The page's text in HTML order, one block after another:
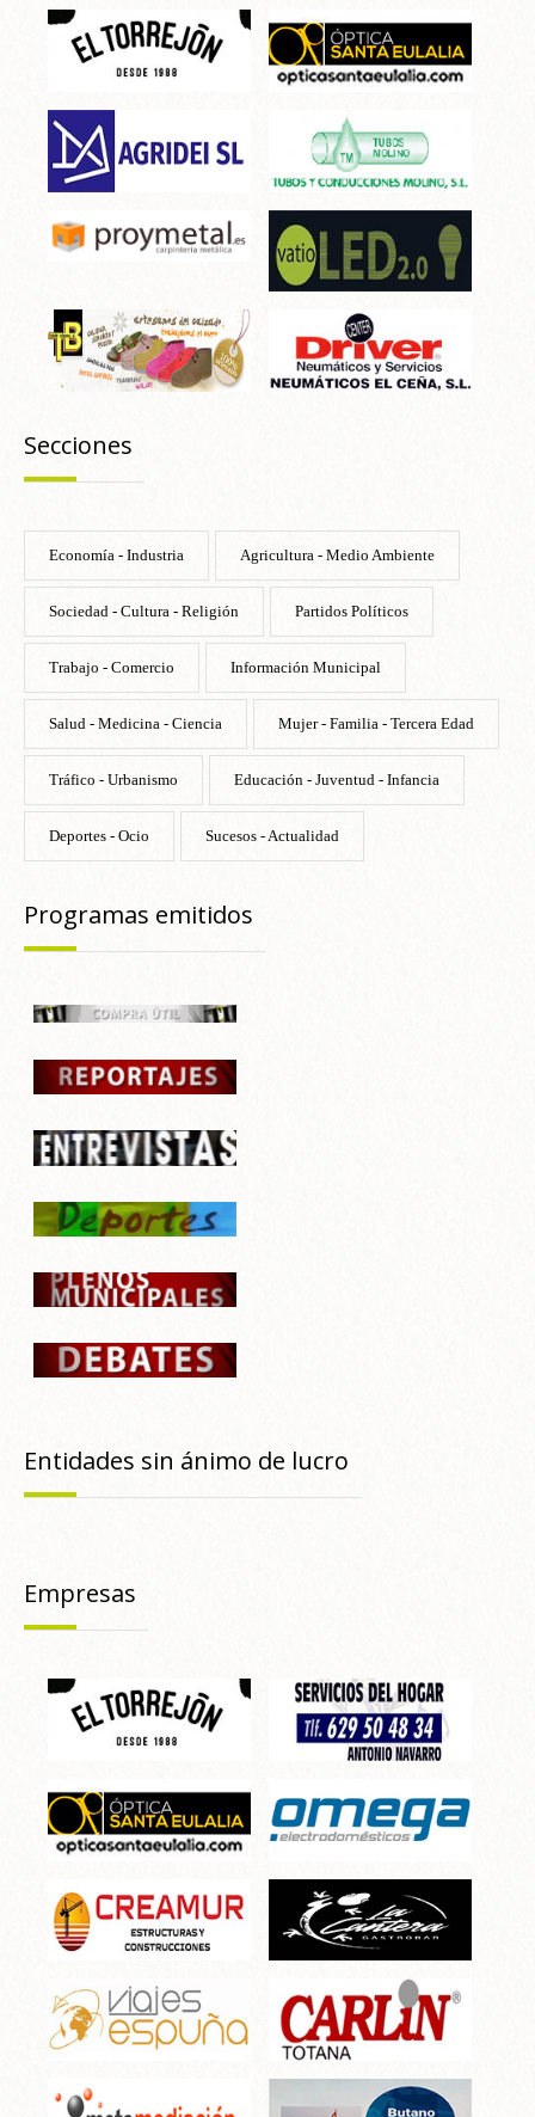
Secciones
Economía - Industria Agricultura - Medio Ambiente
Sociedad - Cultura - Religión Partidos Políticos
Trabajo - Comercio Información Municipal
Salud - Medicina - Ciencia Mujer - Familia - Tercera Edad
Tráfico - Urbanismo Educación - Juventud - Infancia
Deportes - Ocio Sucesos - Actualidad
Programas emitidos
Entidades sin ánimo de lucro
Empresas